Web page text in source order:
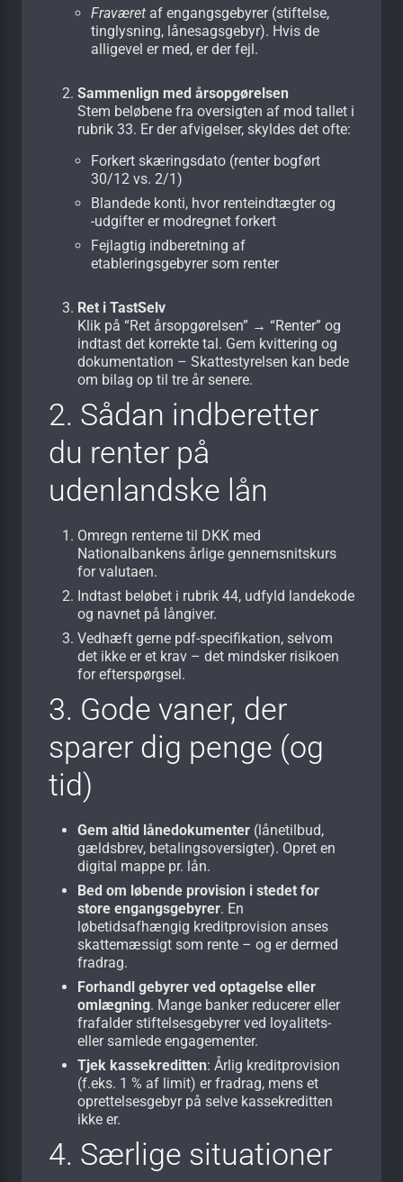
Fraværet af engangsgebyrer (stiftelse,
tinglysning, lånesagsgebyr). Hvis de
alligevel er med, er der fejl.
Sammenlign med årsopgørelsen
Stem beløbene fra oversigten af mod tallet i
rubrik 33. Er der afvigelser, skyldes det ofte:
Forkert skærings­dato (renter bogført
30/12 vs. 2/1)
Blandede konti, hvor renteindtægter og
-udgifter er modregnet forkert
Fejlagtig indberetning af
etableringsgebyrer som renter
Ret i TastSelv
Klik på “Ret årsopgørelsen” → “Renter” og
indtast det korrekte tal. Gem kvittering og
dokumentation – Skattestyrelsen kan bede
om bilag op til tre år senere.
2. Sådan indberetter
du renter på
udenlandske lån
Omregn renterne til DKK med
Nationalbankens årlige gennemsnitskurs
for valutaen.
Indtast beløbet i rubrik 44, udfyld landekode
og navnet på långiver.
Vedhæft gerne pdf-specifikation, selvom
det ikke er et krav – det mindsker risikoen
for efterspørgsel.
3. Gode vaner, der
sparer dig penge (og
tid)
Gem altid lånedokumenter (lånetilbud,
gældsbrev, betalingsoversigter). Opret en
digital mappe pr. lån.
Bed om løbende provision i stedet for
store engangsgebyrer. En
løbetidsafhængig kreditprovision anses
skattemæssigt som rente – og er dermed
fradrag.
Forhandl gebyrer ved optagelse eller
omlægning. Mange banker reducerer eller
frafalder stiftelsesgebyrer ved loyalitets-
eller samlede engagementer.
Tjek kassekreditten: Årlig kreditprovision
(f.eks. 1 % af limit) er fradrag, mens et
oprettelsesgebyr på selve kassekreditten
ikke er.
4. Særlige situationer